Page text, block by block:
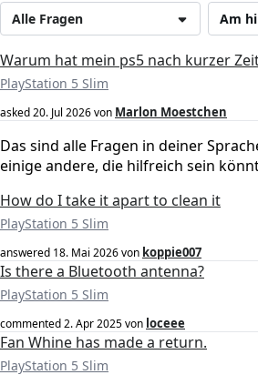
Am
Alle Fragen
Warum hat mein ps5 nach kurzer
PlayStation 5 Slim
asked20. Jul 2026von Marlon Moestchen
Das sind alle Fragen in deiner
einige andere, die hilfreich sein
How do I take it apart to clean it
PlayStation 5 Slim
answered 18. Mai 2026von koppie007
Is there a Bluetooth antenna?
PlayStation 5 Slim
commented2. Apr 2025von loceee
Fan Whine has made a return.
PlayStation 5 Slim